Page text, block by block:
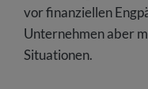
vor finanziellen
Unternehmen aber
Situationen.